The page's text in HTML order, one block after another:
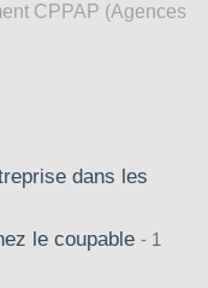
CPPAP (Agences
dans les
le coupable
1